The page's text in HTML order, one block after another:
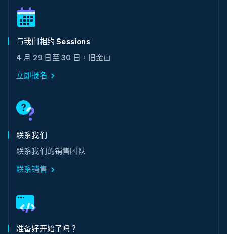
与我们相约 Sessions
4 月 29 日至 30 日，旧金山
立即报名
联系我们
联系我们的销售团队
联系销售
准备好开始了吗？
瑞典
Svenska
瑞士
Deutsch FrançaisItaliano
English
斯洛伐克
English
泰国
ไทย
希腊
English
西班牙
Español
新加坡
新西兰
English
English